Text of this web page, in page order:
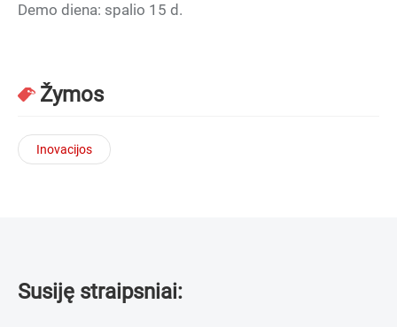
Demo diena: spalio 15 d.
Žymos
Inovacijos
Susiję straipsniai: